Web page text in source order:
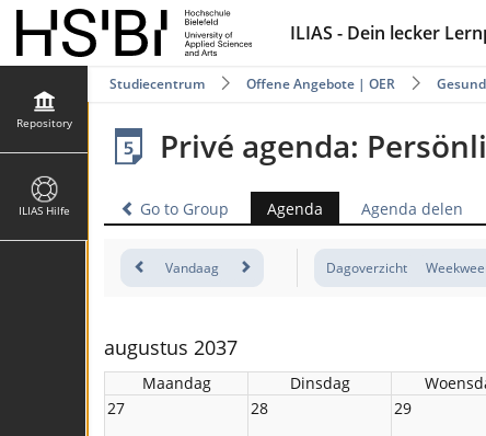
ILIAS - Dein lecker
Repository
ILIAS Hilfe
Studiecentrum Offene Angebote | OER
Privé agenda:
Go to Group Agenda Agenda delen
Vandaag Dagoverzicht
augustus 2037
Maandag Dinsdag
27
28 29